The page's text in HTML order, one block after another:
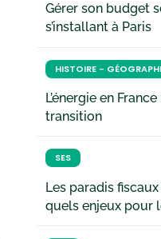
Gérer son budget
s’installant à Paris
HISTOIRE -
L’énergie en
transition
SES
Les paradis
quels enjeux pour